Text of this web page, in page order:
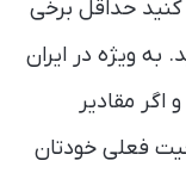
کنید حداقل برخی
به ویژه در ایران
مقادیر
فعلی خود‌تان